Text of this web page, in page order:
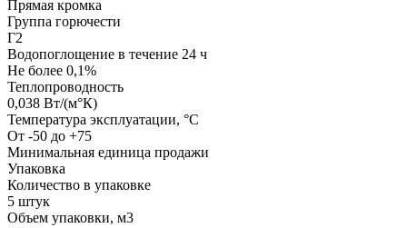
Прямая кромка
Группа горючести
Г2
Водопоглощение в течение 24 ч
Не более 0,1%
Теплопроводность
0,038 Вт/(м°К)
Температура эксплуатации, °С
От -50 до +75
Минимальная единица продажи
Упаковка
Количество в упаковке
5 штук
Объем упаковки, м3